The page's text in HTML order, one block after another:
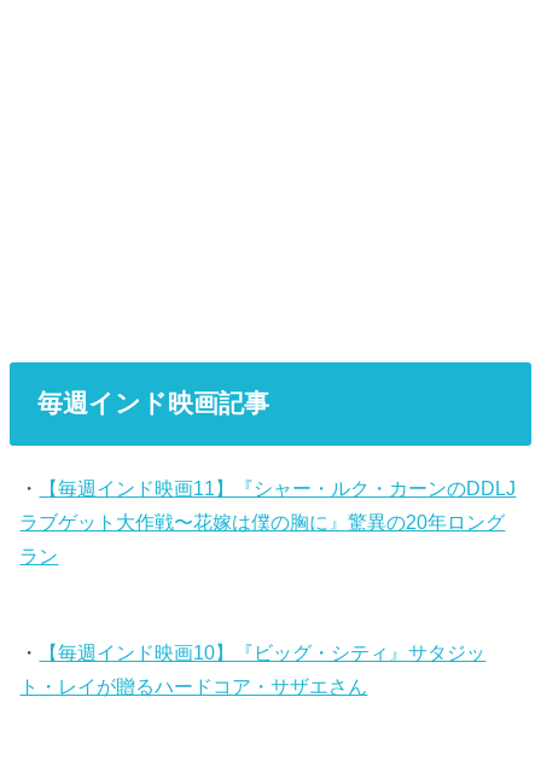
毎週インド映画記事
・
【毎週インド映画11】『シャー・ルク・カーンのDDLJ
ラブゲット大作戦〜花嫁は僕の胸に』驚異の20年ロング
ラン
・
【毎週インド映画10】『ビッグ・シティ』サタジッ
ト・レイが贈るハードコア・サザエさん